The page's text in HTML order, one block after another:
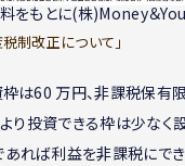
をもとに(株)Money＆
制改正について」
は60 万円、非課税保有
り投資できる枠は少なく
あれば利益を非課税にで